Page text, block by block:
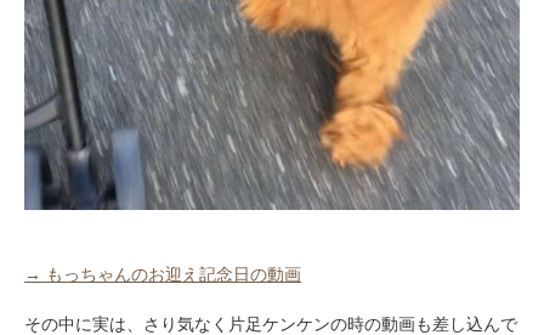
→ もっちゃんのお迎え記念日の動画
その中に実は、さり気なく片足ケンケンの時の動画も差し込んで
アプリをダウンロードする